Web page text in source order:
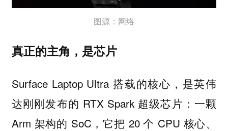
图源：网络
真正的主角，是芯片
Surface Laptop Ultra 搭载的核心，是英伟
达刚刚发布的 RTX Spark 超级芯片：一颗
Arm 架构的 SoC，它把 20 个 CPU 核心、